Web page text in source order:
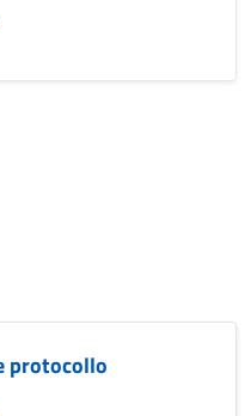
protocollo